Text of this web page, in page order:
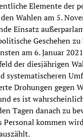
Elemente der
Wahlen am 5.
Einsatz
Geschehen
am 6. Januar
der diesjährigen
systematischeren
Drohungen gegen
es ist
Tagen danach zu
Personal kommen